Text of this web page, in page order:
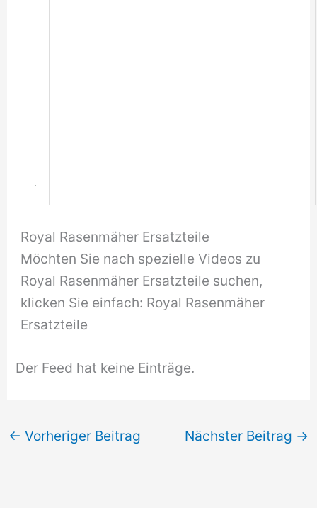
Royal Rasenmäher Ersatzteile
Möchten Sie nach spezielle Videos zu
Royal Rasenmäher Ersatzteile suchen,
klicken Sie einfach: Royal Rasenmäher
Ersatzteile
Der Feed hat keine Einträge.
← Vorheriger Beitrag Nächster Beitrag →